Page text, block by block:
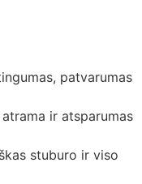
patvarumas
ir atsparumas
stuburo ir viso